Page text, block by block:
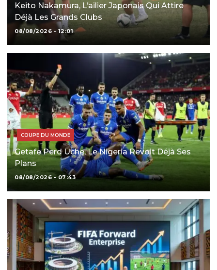
Keito Nakamura, L’ailier Japonais Qui Attire
Déjà Les Grands Clubs
08/08/2026 - 12:01
COUPE DU MONDE
Getafe Perd Uche, Le Nigeria Revoit Déjà Ses
Plans
08/08/2026 - 07:43